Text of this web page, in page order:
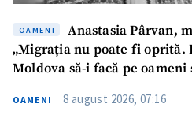
OAMENI
Anastasia Pârvan,
„Migrația nu poate fi oprită.
Moldova să-i facă pe oameni
OAMENI 8 august 2026, 07:16